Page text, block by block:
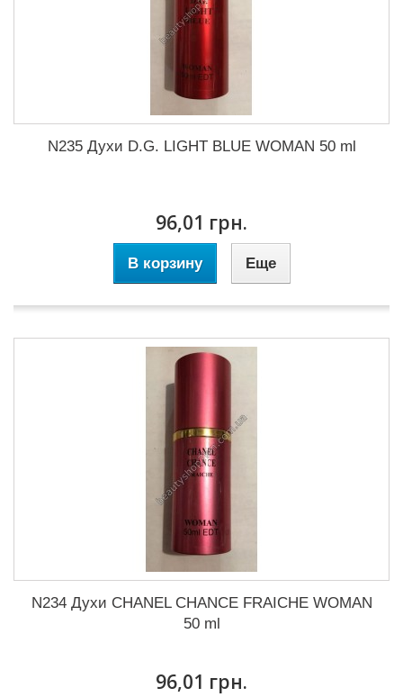
N235 Духи D.G. LIGHT BLUE WOMAN 50 ml
96,01 грн.
В корзину Еще
N234 Духи CHANEL CHANCE FRAICHE WOMAN
50 ml
96,01 грн.